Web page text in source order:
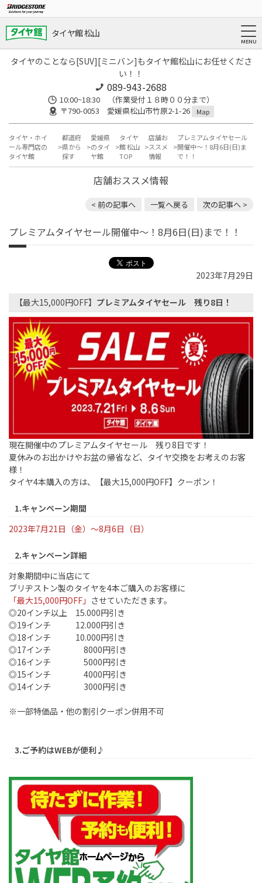
タイヤ館 松山
タイヤのことなら[SUV][ミニバン]もタイヤ館松山にお任せくださ
い！！
089-943-2688
10:00~18:30 （作業受付１８時００分まで）
〒790-0053 愛媛県松山市竹原2-1-26
Map
タイヤ・ホイ
ール専門店の
タイヤ館
都道府
県から
探す
愛媛県
のタイ
ヤ館
タイヤ
館 松山
TOP
店舗お
ススメ
情報
プレミアムタイヤセール
開催中～！8月6日(日)ま
で！！
店舗おススメ情報
< 前の記事へ 一覧へ戻る 次の記事へ >
プレミアムタイヤセール開催中～！8月6日(日)まで！！
2023年7月29日
【最大15,000円OFF】 プレミアムタイヤセール 残り8日！
現在開催中のプレミアムタイヤセール 残り8日です！
夏休みのお出かけやお盆の帰省など、タイヤ交換をお考えのお客
様！
タイヤ4本購入の方は、【最大15,000円OFF】クーポン！
1.キャンペーン期間
2023年7月21日（金）～8月6日（日）
2.キャンペーン詳細
対象期間中に当店にて
ブリヂストン製のタイヤを4本ご購入のお客様に
「最大15,000円OFF」 させていただきます。
◎20インチ以上 15.000円引き
◎19インチ 12.000円引き
◎18インチ 10.000円引き
◎17インチ 8000円引き
◎16インチ 5000円引き
◎15インチ 4000円引き
◎14インチ 3000円引き
※一部特価品・他の割引クーポン併用不可
3.ご予約はWEBが便利♪